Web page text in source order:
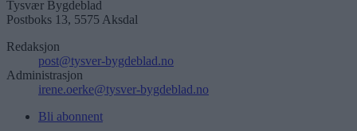
Tysvær Bygdeblad
Postboks 13, 5575 Aksdal
Redaksjon
post@tysver-bygdeblad.no
Administrasjon
irene.oerke@tysver-bygdeblad.no
Bli abonnent